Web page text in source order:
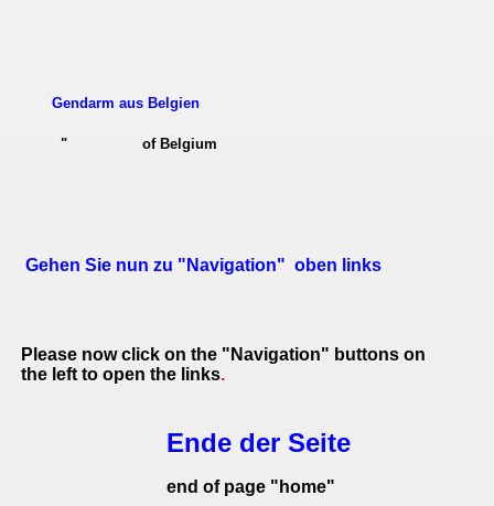
Gendarm aus Belgien
" of Belgium
Gehen Sie nun zu "Navigation" oben links
Please now click on the "Navigation" buttons on
the left to open the links.
Ende der Seite
end of page "home"